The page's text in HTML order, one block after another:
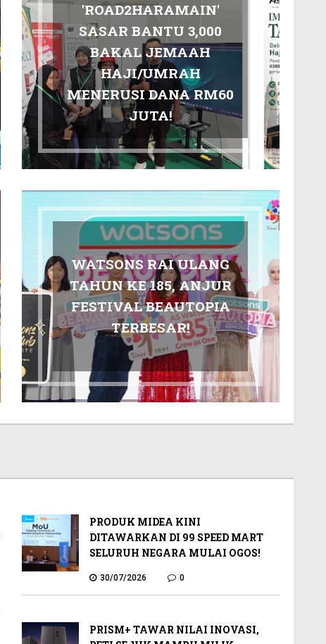
'ROAD2HARAMAIN'
SASAR BANTU 3,000
BAKAL JEMAAH
HAJI/UMRAH
MENERUSI DANA RM60
JUTA!
WATSONS RAI ULANG
TAHUN KE 185, ANJUR
FESTIVAL BEAUTOPIA
TERBESAR!
PRODUK MIDEA KINI
DITAWARKAN DI 99 SPEED MART
SELURUH NEGARA MULAI OGOS!
30/07/2026 0
PRISM+ TAWAR NILAI INOVASI,